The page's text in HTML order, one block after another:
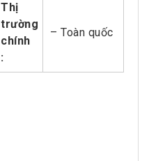
Thị
trường
chính
:
– Toàn quốc